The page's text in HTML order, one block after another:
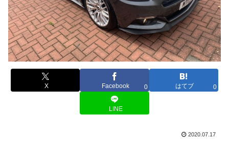
X Facebook 0 はてブ 0
LINE
2020.07.17